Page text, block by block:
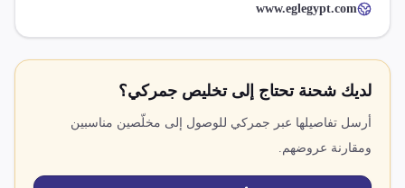
www.eglegypt.com
لديك شحنة تحتاج إلى تخليص جمركي؟
أرسل تفاصيلها عبر جمركي للوصول إلى مخلّصين مناسبين
ومقارنة عروضهم.